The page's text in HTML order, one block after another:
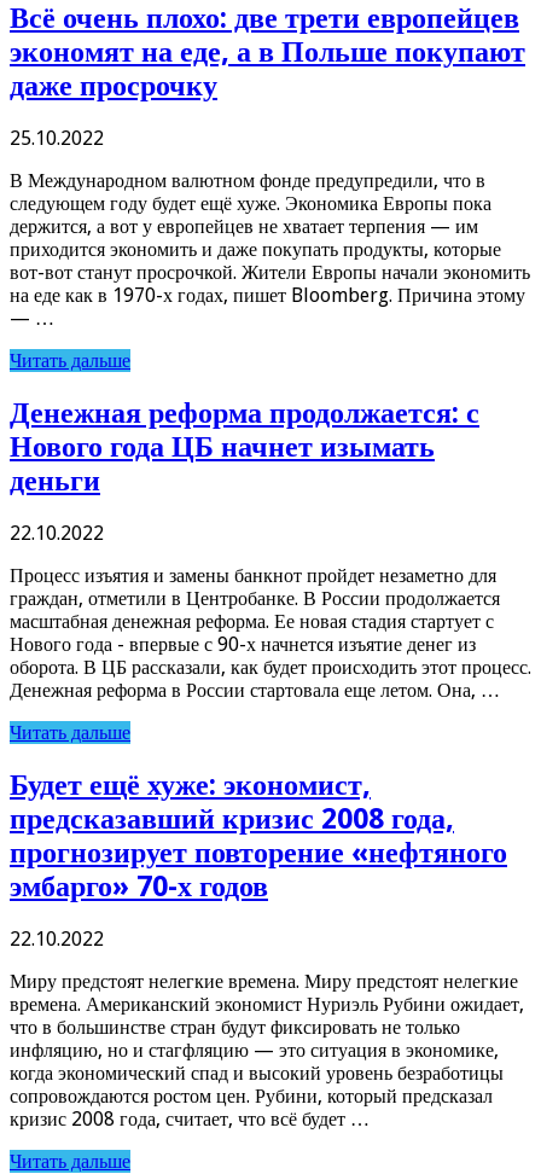
Всё очень плохо: две трети европейцев
экономят на еде, а в Польше покупают
даже просрочку
25.10.2022
В Международном валютном фонде предупредили, что в
следующем году будет ещё хуже. Экономика Европы пока
держится, а вот у европейцев не хватает терпения — им
приходится экономить и даже покупать продукты, которые
вот-вот станут просрочкой. Жители Европы начали экономить
на еде как в 1970-х годах, пишет Bloomberg. Причина этому
— …
Читать дальше
Денежная реформа продолжается: с
Нового года ЦБ начнет изымать
деньги
22.10.2022
Процесс изъятия и замены банкнот пройдет незаметно для
граждан, отметили в Центробанке. В России продолжается
масштабная денежная реформа. Ее новая стадия стартует с
Нового года - впервые с 90-х начнется изъятие денег из
оборота. В ЦБ рассказали, как будет происходить этот процесс.
Денежная реформа в России стартовала еще летом. Она, …
Читать дальше
Будет ещё хуже: экономист,
предсказавший кризис 2008 года,
прогнозирует повторение «нефтяного
эмбарго» 70-х годов
22.10.2022
Миру предстоят нелегкие времена. Миру предстоят нелегкие
времена. Американский экономист Нуриэль Рубини ожидает,
что в большинстве стран будут фиксировать не только
инфляцию, но и стагфляцию — это ситуация в экономике,
когда экономический спад и высокий уровень безработицы
сопровождаются ростом цен. Рубини, который предсказал
кризис 2008 года, считает, что всё будет …
Читать дальше